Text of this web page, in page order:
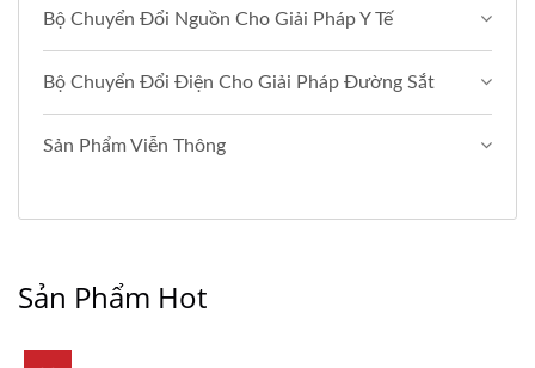
Bộ Chuyển Đổi Nguồn Cho Giải Pháp Y Tế
Bộ Chuyển Đổi Điện Cho Giải Pháp Đường Sắt
Sản Phẩm Viễn Thông
Sản Phẩm Hot